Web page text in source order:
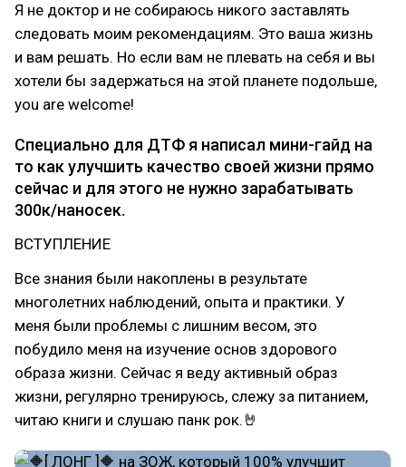
Я не доктор и не собираюсь никого заставлять
следовать моим рекомендациям. Это ваша жизнь
и вам решать. Но если вам не плевать на себя и вы
хотели бы задержаться на этой планете подольше,
you are welcome!
Специально для ДТФ я написал мини-гайд на
то как улучшить качество своей жизни прямо
сейчас и для этого не нужно зарабатывать
300к/наносек.
ВСТУПЛЕНИЕ
Все знания были накоплены в результате
многолетних наблюдений, опыта и практики. У
меня были проблемы с лишним весом, это
побудило меня на изучение основ здорового
образа жизни. Сейчас я веду активный образ
жизни, регулярно тренируюсь, слежу за питанием,
читаю книги и слушаю панк рок.🤘